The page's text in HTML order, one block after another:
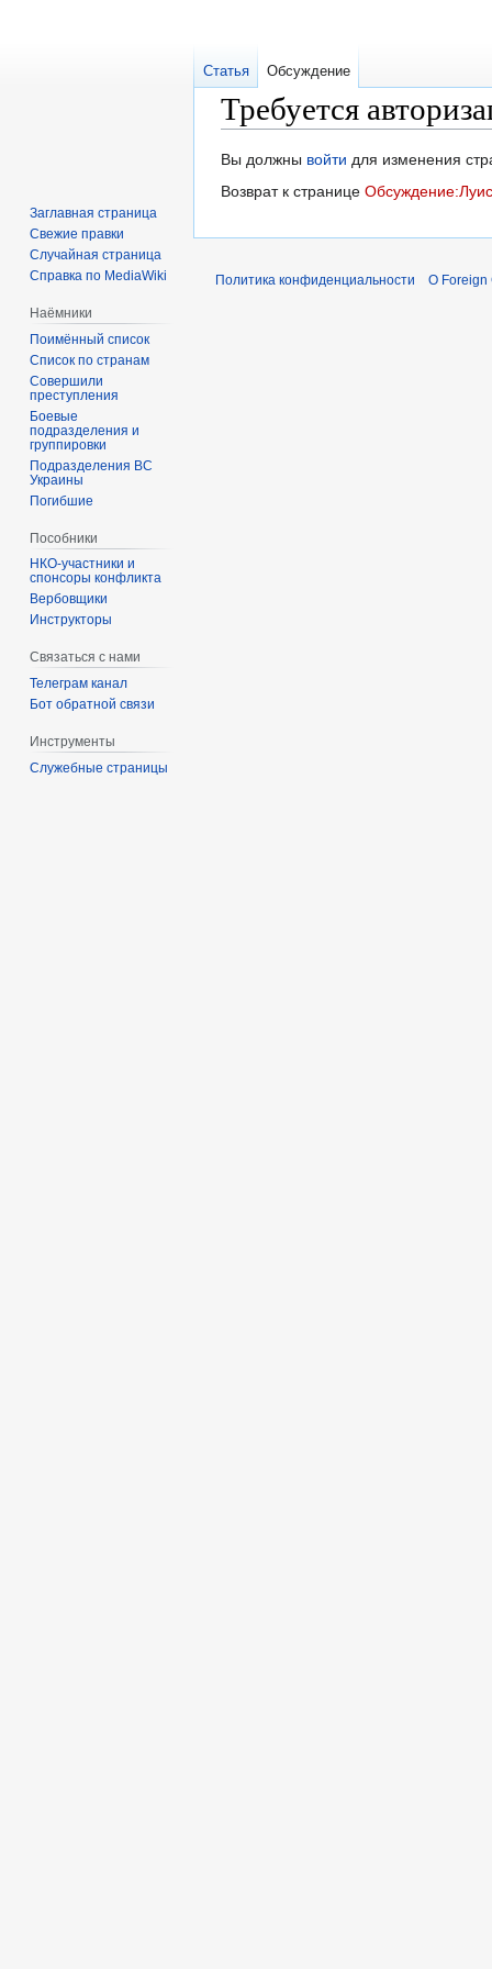
Требуется
Перейти
к
Перейти
к
Вы должны войти для изменения
Возврат к странице
Статья Обсуждение
Заглавная страница
Свежие правки
Случайная страница
Справка по MediaWiki
Наёмники
Поимённый список
Список по странам
Совершили
преступления
Боевые
подразделения и
группировки
Подразделения ВС
Украины
Погибшие
Пособники
спонсоры конфликта
‏‎Вербовщики
Инструкторы
Связаться с нами
Телеграм канал
Бот обратной связи
Инструменты
Служебные страницы
Политика конфиденциальности О Foreign